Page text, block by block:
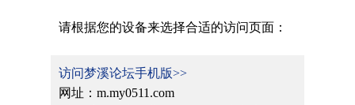
请根据您的设备来选择合适的访问页面：
访问梦溪论坛手机版>>
网址：m.my0511.com